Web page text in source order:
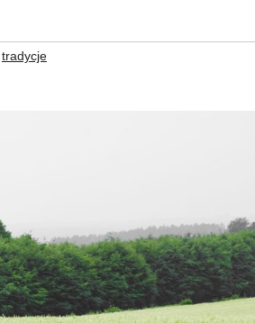
tradycje